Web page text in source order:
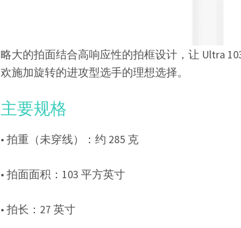
略大的拍面结合高响应性的拍框设计，让 Ultra
欢施加旋转的进攻型选手的理想选择。
主要规格
• 拍重（未穿线）：约 285 克
• 拍面面积：103 平方英寸
• 拍长：27 英寸